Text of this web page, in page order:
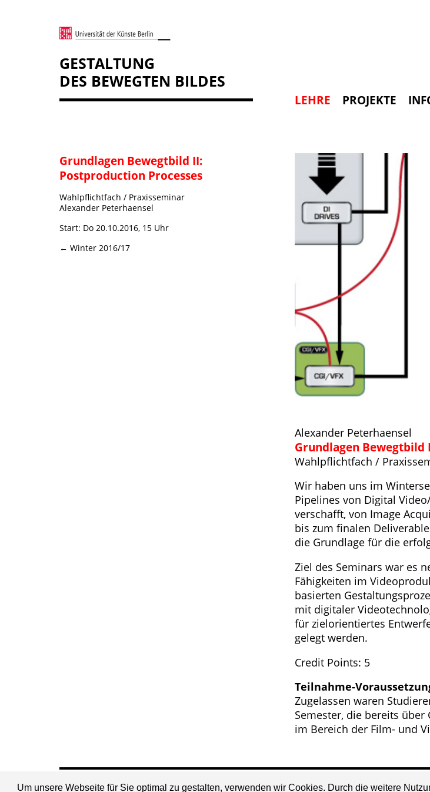
Um unsere Webseite für Sie optimal zu gestalten, verwenden wir Cookies. Durch die weitere
GESTALTUNG
DES BEWEGTEN BILDES
LEHRE PROJEKTE
Grundlagen Bewegtbild II:
Postproduction Processes
Wahlpflichtfach / Praxisseminar
Alexander Peterhaensel
Start: Do 20.10.2016, 15 Uhr
← Winter 2016/17
Alexander Peterhaensel
Grundlagen Bewegtbild
Wahlpflichtfach /
Wir haben uns im
Pipelines von Digital
verschafft, von Image
bis zum finalen
die Grundlage für die
Ziel des Seminars war es
Fähigkeiten im
basierten
mit digitaler
für zielorientiertes
gelegt werden.
Credit Points: 5
Teilnahme-
Zugelassen waren
Semester, die bereits
im Bereich der Film- und